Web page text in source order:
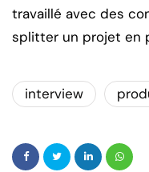
travaillé avec des
splitter un projet en
interview